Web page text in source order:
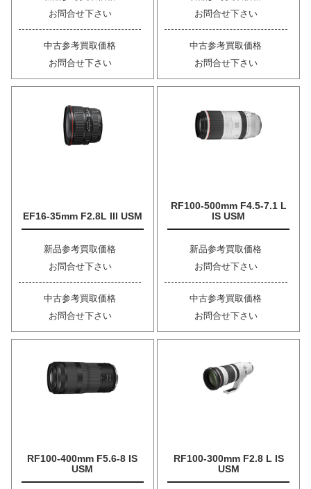
お問合せ下さい
中古参考買取価格
お問合せ下さい
お問合せ下さい
中古参考買取価格
お問合せ下さい
EF16-35mm F2.8L III USM
新品参考買取価格
お問合せ下さい
中古参考買取価格
お問合せ下さい
RF100-500mm F4.5-7.1 L
IS USM
新品参考買取価格
お問合せ下さい
中古参考買取価格
お問合せ下さい
RF100-400mm F5.6-8 IS
USM
RF100-300mm F2.8 L IS
USM